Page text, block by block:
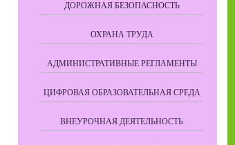
ДОРОЖНАЯ БЕЗОПАСНОСТЬ
ОХРАНА ТРУДА
АДМИНИСТРАТИВНЫЕ РЕГЛАМЕНТЫ
ЦИФРОВАЯ ОБРАЗОВАТЕЛЬНАЯ СРЕДА
ВНЕУРОЧНАЯ ДЕЯТЕЛЬНОСТЬ